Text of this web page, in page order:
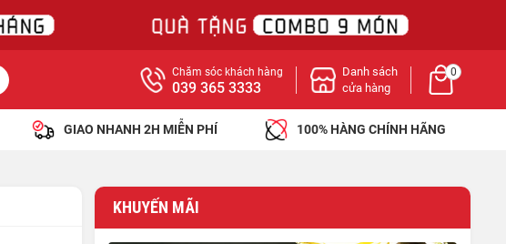
Chăm sóc khách hàng
039 365 3333
Danh sách
cửa hàng
0
GIAO NHANH 2H MIỄN PHÍ 100% HÀNG CHÍNH HÃNG
KHUYẾN MÃI